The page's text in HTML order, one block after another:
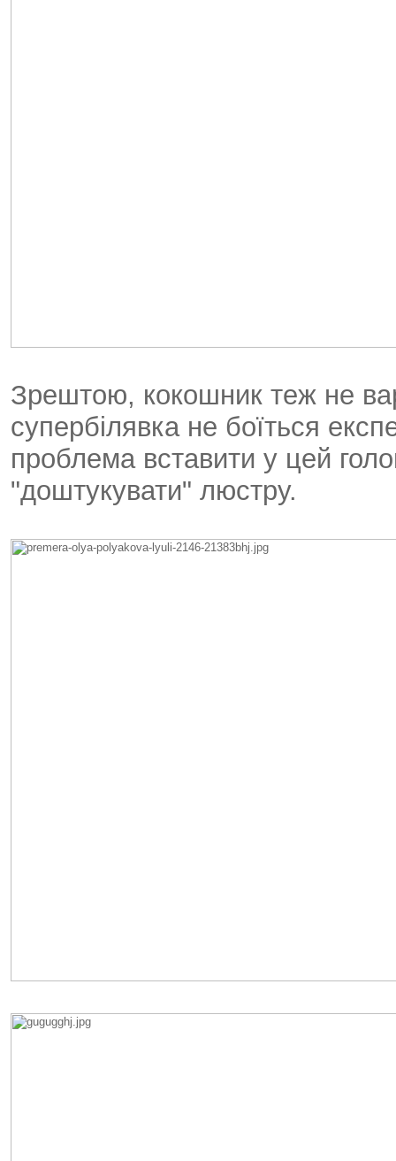
Зрештою, кокошник теж не
супербілявка не боїться
проблема вставити у цей
"доштукувати" люстру.